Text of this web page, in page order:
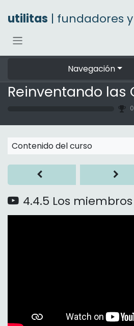
utilitas | fundadores
Navegación
0
Contenido del curso